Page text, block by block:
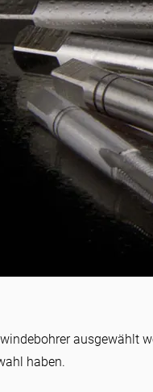
ausgewählt
haben.